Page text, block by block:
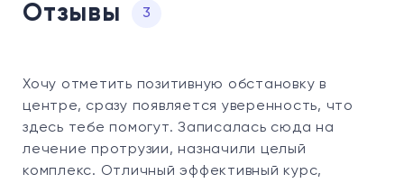
Отзывы 3
Хочу отметить позитивную обстановку в
центре, сразу появляется уверенность, что
здесь тебе помогут. Записалась сюда на
лечение протрузии, назначили целый
комплекс. Отличный эффективный курс,